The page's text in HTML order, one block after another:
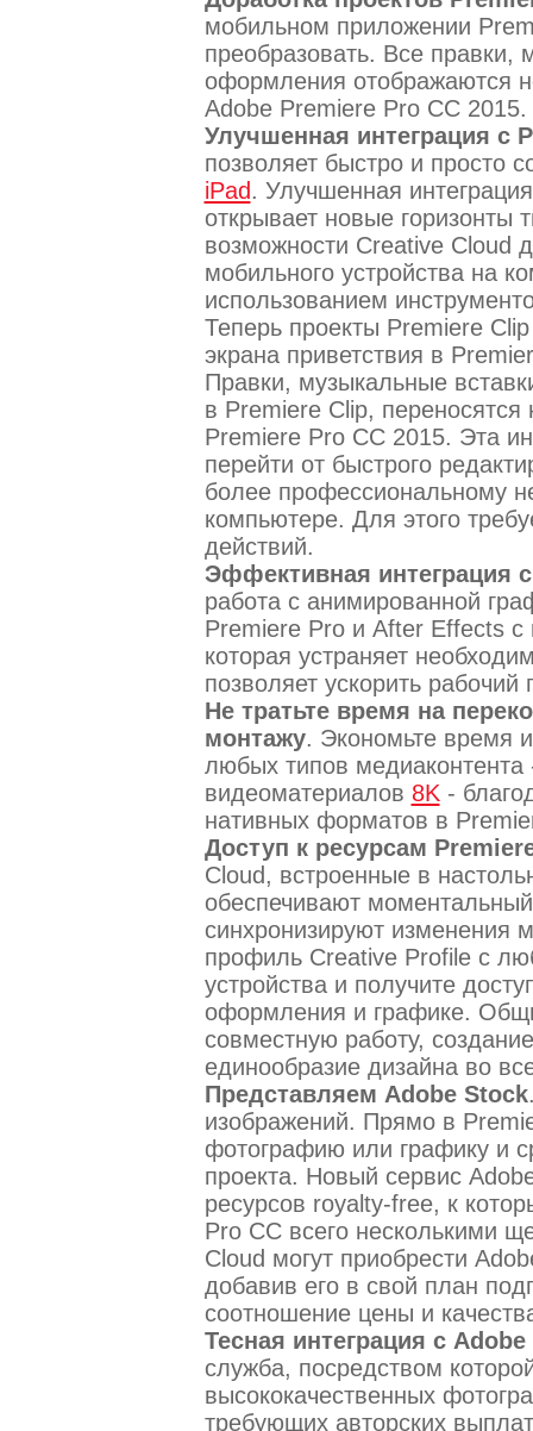
мобильном приложении
преобразовать. Все
оформления отображаются
Adobe Premiere Pro CC 2015.
Улучшенная интеграция с
позволяет быстро и просто
iPad. Улучшенная
открывает новые горизонты
возможности Creative Cloud
мобильного устройства на
использованием
Теперь проекты Premiere
экрана приветствия в
Правки, музыкальные
в Premiere Clip,
Premiere Pro CC 2015. Эта
перейти от быстрого
более профессиональному
компьютере. Для этого
действий.
Эффективная интеграция
работа с анимированной
Premiere Pro и After Effects
которая устраняет
позволяет ускорить рабочий
Не тратьте время на
монтажу. Экономьте время
любых типов
видеоматериалов 8K -
нативных форматов в
Доступ к ресурсам
Cloud, встроенные в
обеспечивают
синхронизируют изменения
профиль Creative Profile с
устройства и получите
оформления и графике.
совместную работу,
единообразие дизайна во
Представляем Adobe Stock
изображений. Прямо в
фотографию или графику и
проекта. Новый сервис
ресурсов royalty-free, к
Pro CC всего несколькими
Cloud могут приобрести
добавив его в свой план
соотношение цены и
Тесная интеграция с
служба, посредством
высококачественных
требующих авторских